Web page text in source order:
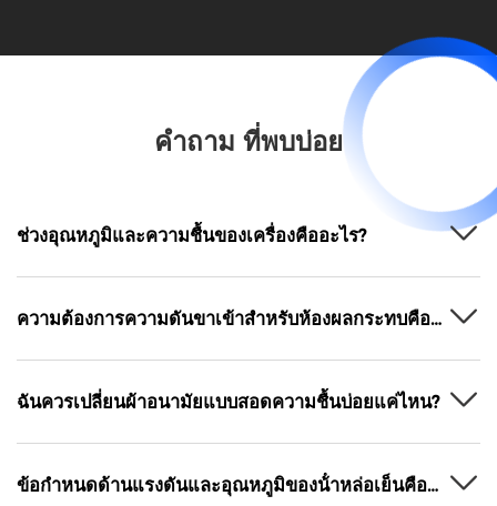
คำถาม ที่พบบ่อย
ช่วงอุณหภูมิและความชื้นของเครื่องคืออะไร?
ความต้องการความดันขาเข้าสําหรับห้องผลกระทบคือ
ฉันควรเปลี่ยนผ้าอนามัยแบบสอดความชื้นบ่อยแค่ไหน?
ข้อกําหนดด้านแรงดันและอุณหภูมิของน้ําหล่อเย็นคือ